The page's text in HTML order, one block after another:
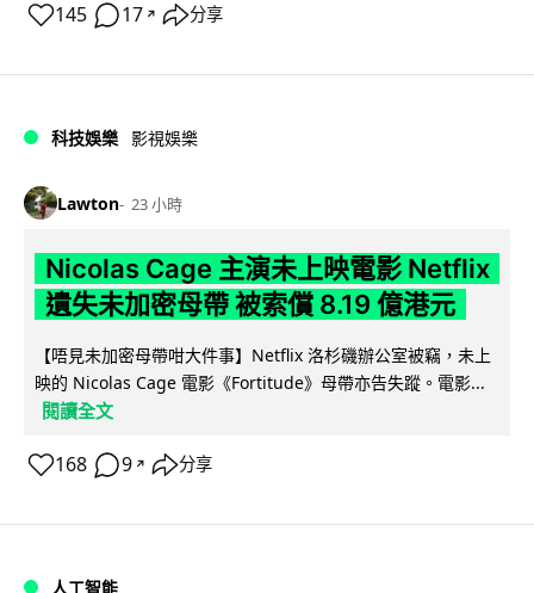
145 17 ↗ 分享
科技娛樂 影視娛樂
Lawton 23 小時
Nicolas Cage 主演未上映電影 Netflix
遺失未加密母帶 被索償 8.19 億港元
【唔見未加密母帶咁大件事】Netflix 洛杉磯辦公室被竊，未上
映的 Nicolas Cage 電影《Fortitude》母帶亦告失蹤。電影...
閱讀全文
168 9 ↗ 分享
人工智能